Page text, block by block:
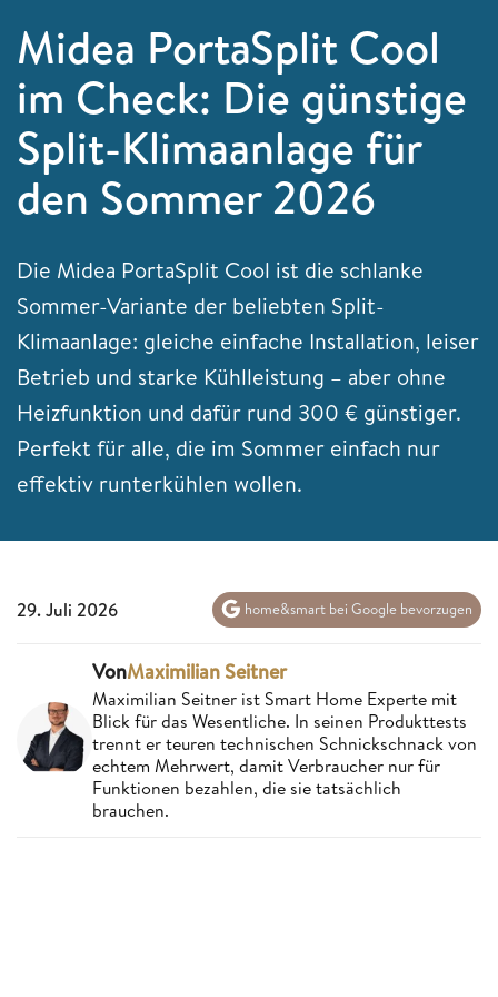
Midea PortaSplit Cool
im Check: Die günstige
Split-Klimaanlage für
den Sommer 2026
Die Midea PortaSplit Cool ist die schlanke
Sommer-Variante der beliebten Split-
Klimaanlage: gleiche einfache Installation, leiser
Betrieb und starke Kühlleistung – aber ohne
Heizfunktion und dafür rund 300 € günstiger.
Perfekt für alle, die im Sommer einfach nur
effektiv runterkühlen wollen.
29. Juli 2026 home&smart bei Google bevorzugen
VonMaximilian Seitner
Maximilian Seitner ist Smart Home Experte mit
Blick für das Wesentliche. In seinen Produkttests
trennt er teuren technischen Schnickschnack von
echtem Mehrwert, damit Verbraucher nur für
Funktionen bezahlen, die sie tatsächlich
brauchen.